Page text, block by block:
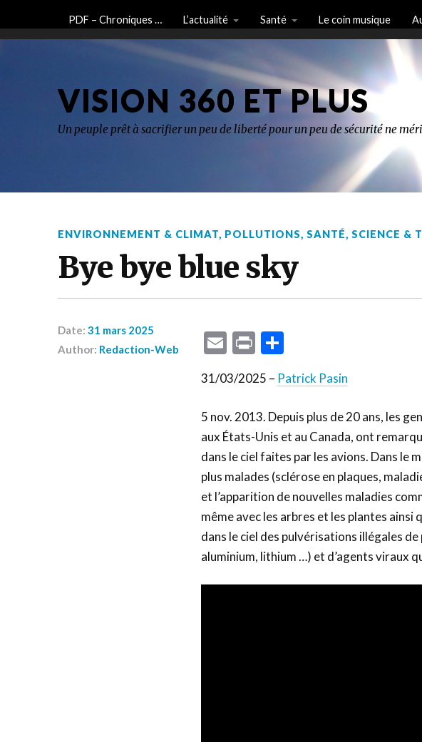
PDF – Chroniques … L’actualité Santé Le coin musique
VISION 360 ET PLUS
Un peuple prêt à sacrifier un peu de liberté pour un peu de sécurité ne
ENVIRONNEMENT & CLIMAT, POLLUTIONS, SANTÉ, SCIENCE &
Bye bye blue sky
Date: 31 mars 2025
Author: Redaction-Web Email
PrintPartager
31/03/2025 – Patrick Pasin
5 nov. 2013. Depuis plus de 20 ans, les
aux États-Unis et au Canada, ont
dans le ciel faites par les avions. Dans le
plus malades (sclérose en plaques,
et l’apparition de nouvelles maladies
même avec les arbres et les plantes ainsi
dans le ciel des pulvérisations illégales
aluminium, lithium …) et d’agents viraux